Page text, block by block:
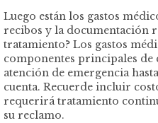
Luego están los gastos
recibos y la documentación
tratamiento? Los gastos
componentes principales de
atención de emergencia
cuenta. Recuerde incluir
requerirá tratamiento
su reclamo.